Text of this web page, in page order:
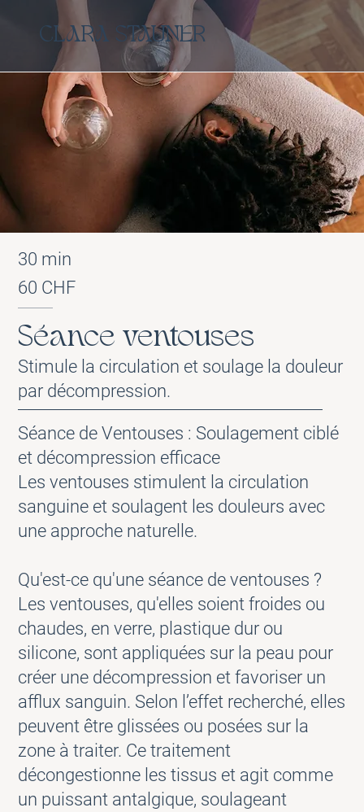
CLARA STAUNER
30 min
60 CHF
Séance ventouses
Stimule la circulation et soulage la douleur
par décompression.
Séance de Ventouses : Soulagement ciblé
et décompression efficace
Les ventouses stimulent la circulation
sanguine et soulagent les douleurs avec
une approche naturelle.
Qu'est-ce qu'une séance de ventouses ?
Les ventouses, qu'elles soient froides ou
chaudes, en verre, plastique dur ou
silicone, sont appliquées sur la peau pour
créer une décompression et favoriser un
afflux sanguin. Selon l’effet recherché, elles
peuvent être glissées ou posées sur la
zone à traiter. Ce traitement
décongestionne les tissus et agit comme
un puissant antalgique, soulageant